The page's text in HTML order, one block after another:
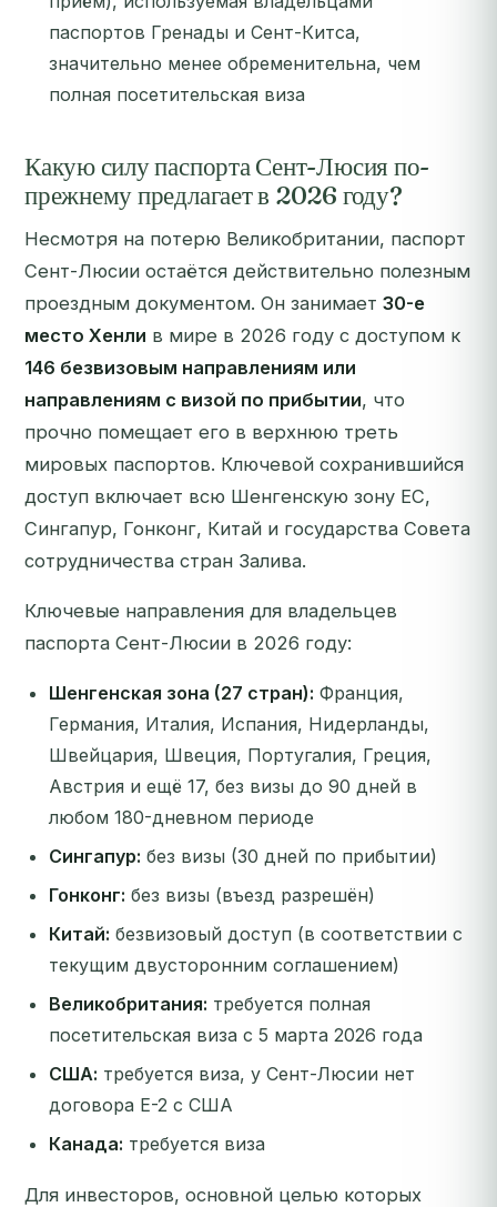
паспортов Гренады и Сент-Китса,
значительно менее обременительна, чем
полная посетительская виза
Какую силу паспорта Сент-Люсия по-
прежнему предлагает в 2026 году?
Несмотря на потерю Великобритании, паспорт
Сент-Люсии остаётся действительно полезным
проездным документом. Он занимает 30-е
место Хенли в мире в 2026 году с доступом к
146 безвизовым направлениям или
направлениям с визой по прибытии, что
прочно помещает его в верхнюю треть
мировых паспортов. Ключевой сохранившийся
доступ включает всю Шенгенскую зону ЕС,
Сингапур, Гонконг, Китай и государства Совета
сотрудничества стран Залива.
Ключевые направления для владельцев
паспорта Сент-Люсии в 2026 году:
Шенгенская зона (27 стран): Франция,
Германия, Италия, Испания, Нидерланды,
Швейцария, Швеция, Португалия, Греция,
Австрия и ещё 17, без визы до 90 дней в
любом 180-дневном периоде
Сингапур: без визы (30 дней по прибытии)
Гонконг: без визы (въезд разрешён)
Китай: безвизовый доступ (в соответствии с
текущим двусторонним соглашением)
Великобритания: требуется полная
посетительская виза с 5 марта 2026 года
США: требуется виза, у Сент-Люсии нет
договора E-2 с США
Канада: требуется виза
Для инвесторов, основной целью которых